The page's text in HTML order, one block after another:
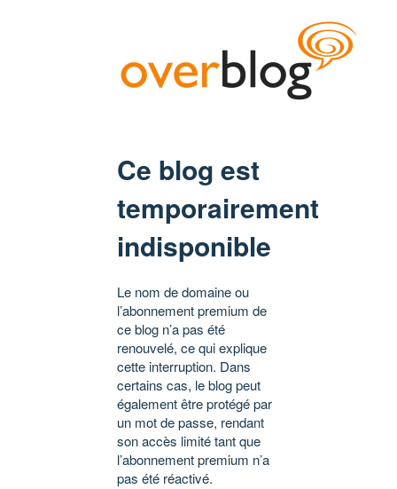
Ce blog est
temporairement
indisponible
Le nom de domaine ou
l’abonnement premium de
ce blog n’a pas été
renouvelé, ce qui explique
cette interruption. Dans
certains cas, le blog peut
également être protégé par
un mot de passe, rendant
son accès limité tant que
l’abonnement premium n’a
pas été réactivé.